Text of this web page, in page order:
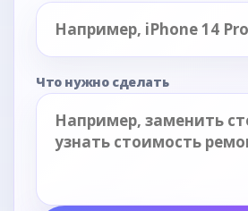
Что нужно сделать